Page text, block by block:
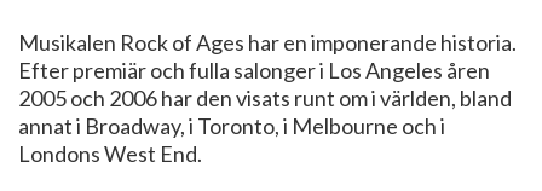
Musikalen Rock of Ages har en imponerande historia.
Efter premiär och fulla salonger i Los Angeles åren
2005 och 2006 har den visats runt om i världen, bland
annat i Broadway, i Toronto, i Melbourne och i
Londons West End.